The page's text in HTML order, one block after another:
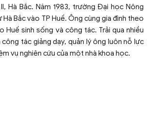
Hà Bắc. Năm 1983, trường Đại học Nông
Hà Bắc vào TP Huế. Ông cùng gia đình theo
Huế sinh sống và công tác. Trải qua nhiều
công tác giảng dạy, quản lý ông luôn nỗ lực
vụ nghiên cứu của một nhà khoa học.